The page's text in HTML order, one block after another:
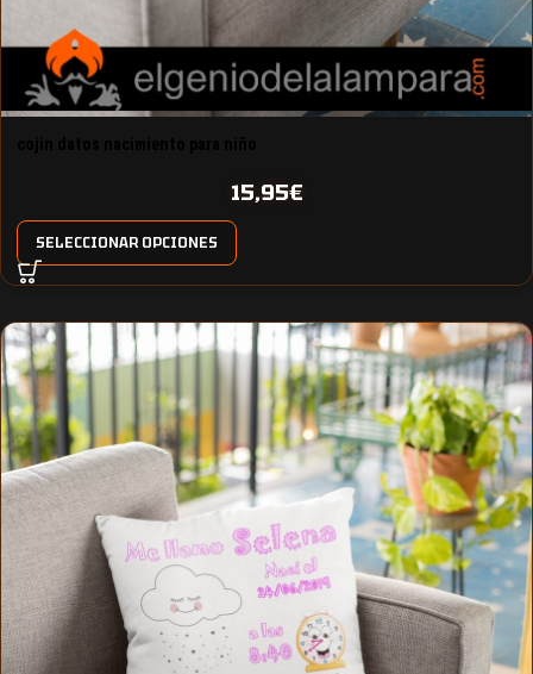
15,95€
SELECCIONAR OPCIONES